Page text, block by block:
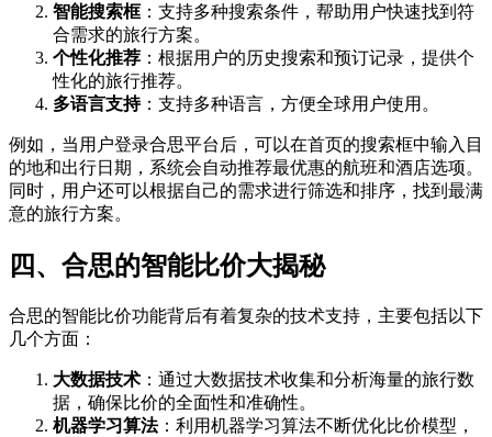
智能搜索框：支持多种搜索条件，帮助用户快速找到符
合需求的旅行方案。
个性化推荐 ：根据用户的历史搜索和预订记录，提供个
性化的旅行推荐。
多语言支持：支持多种语言，方便全球用户使用。
例如，当用户登录合思平台后，可以在首页的搜索框中输入目
的地和出行日期，系统会自动推荐最优惠的航班和酒店选项。
同时，用户还可以根据自己的需求进行筛选和排序，找到最满
意的旅行方案。
四、合思的智能比价大揭秘
合思的智能比价功能背后有着复杂的技术支持，主要包括以下
几个方面：
大数据技术 ：通过大数据技术收集和分析海量的旅行数
据，确保比价的全面性和准确性。
机器学习算法：利用机器学习算法不断优化比价模型，